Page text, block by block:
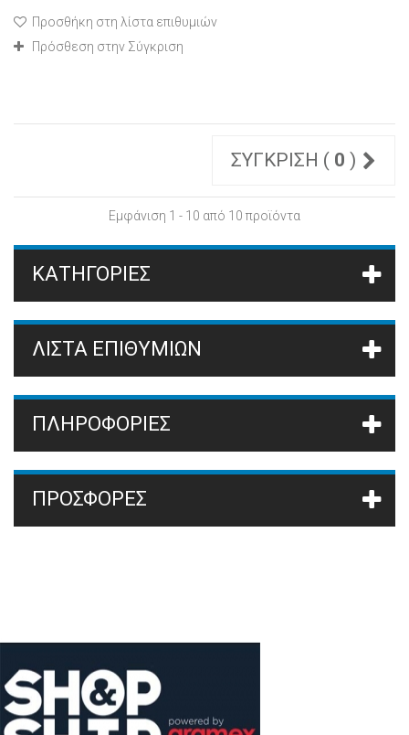
Προσθήκη στη λίστα επιθυμιών
Πρόσθεση στην Σύγκριση
ΣΎΓΚΡΙΣΗ ( 0 )
Εμφάνιση 1 - 10 από 10 προϊόντα
ΚΑΤΗΓΟΡΊΕΣ
ΛΊΣΤΑ ΕΠΙΘΥΜΙΏΝ
ΠΛΗΡΟΦΟΡΙΕΣ
ΠΡΟΣΦΟΡΈΣ